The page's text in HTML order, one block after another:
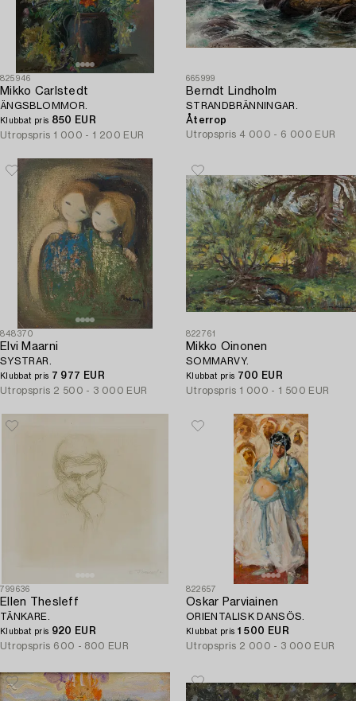
825946
Mikko Carlstedt
ÄNGSBLOMMOR.
Klubbat pris 850 EUR
Utropspris 1 000 - 1 200 EUR
665999
Berndt Lindholm
STRANDBRÄNNINGAR.
Återrop
Utropspris 4 000 - 6 000 EUR
848370
Elvi Maarni
SYSTRAR.
Klubbat pris 7 977 EUR
Utropspris 2 500 - 3 000 EUR
822761
Mikko Oinonen
SOMMARVY.
Klubbat pris 700 EUR
Utropspris 1 000 - 1 500 EUR
799636
Ellen Thesleff
TÄNKARE.
Klubbat pris 920 EUR
Utropspris 600 - 800 EUR
822657
Oskar Parviainen
ORIENTALISK DANSÖS.
Klubbat pris 1 500 EUR
Utropspris 2 000 - 3 000 EUR